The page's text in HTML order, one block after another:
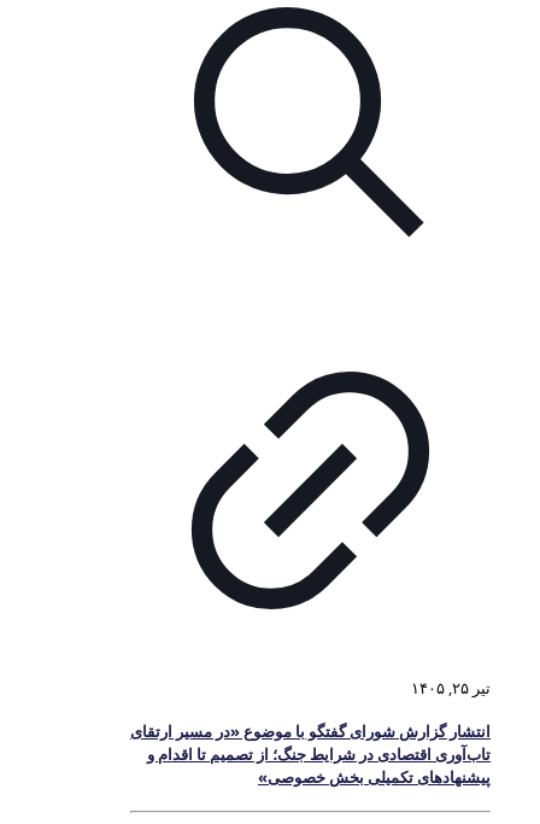
تیر ۲۵, ۱۴۰۵
انتشار گزارش شورای گفتگو با موضوع «در مسیر ارتقای
تاب‌آوری اقتصادی در شرایط جنگ؛ از تصمیم تا اقدام و
پیشنهادهای تکمیلی بخش خصوصی»